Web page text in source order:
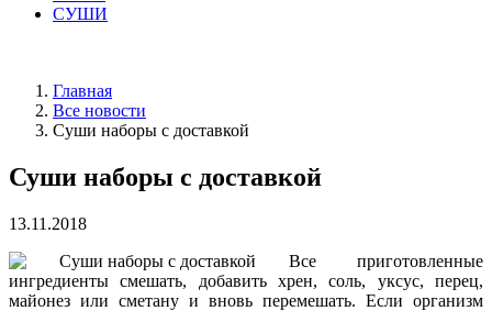
СУШИ
Главная
Все новости
Суши наборы с доставкой
Суши наборы с доставкой
13.11.2018
Все приготовленные
ингредиенты смешать, добавить хрен, соль, уксус, перец,
майонез или сметану и вновь перемешать. Если организм